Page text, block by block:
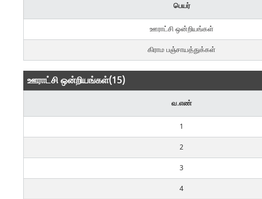
பெயர்
ஊராட்சி ஒன்றியங்கள்
கிராம பஞ்சாயத்துக்கள்
ஊராட்சி ஒன்றியங்கள்(15)
வ.எண்
1
2
3
4